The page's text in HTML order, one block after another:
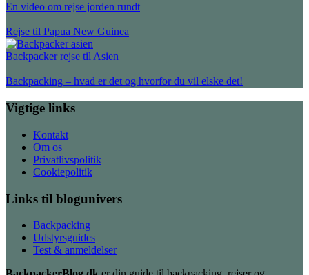
En video om rejse jorden rundt
Rejse til Papua New Guinea
Backpacker rejse til Asien
Backpacking – hvad er det og hvorfor du vil elske det!
Vigtige links
Kontakt
Om os
Privatlivspolitik
Cookiepolitik
Links til blogunivers
Backpacking
Udstyrsguides
Test & anmeldelser